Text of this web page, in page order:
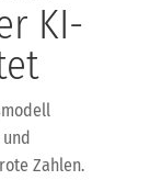
KI-
Zahlen.